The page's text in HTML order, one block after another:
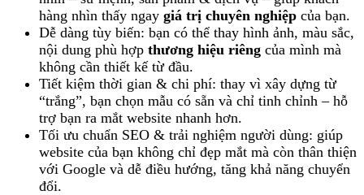
hàng nhìn thấy ngay giá trị chuyên nghiệp của bạn.
Dễ dàng tùy biến: bạn có thể thay hình ảnh, màu sắc,
nội dung phù hợp thương hiệu riêng của mình mà
không cần thiết kế từ đầu.
Tiết kiệm thời gian & chi phí: thay vì xây dựng từ
“trắng”, bạn chọn mẫu có sẵn và chỉ tinh chỉnh – hỗ
trợ bạn ra mắt website nhanh hơn.
Tối ưu chuẩn SEO & trải nghiệm người dùng: giúp
website của bạn không chỉ đẹp mắt mà còn thân thiện
với Google và dễ điều hướng, tăng khả năng chuyển
đổi.